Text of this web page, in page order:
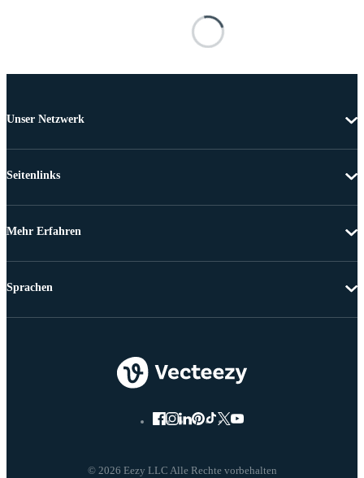
Unser Netzwerk
Seitenlinks
Mehr Erfahren
© 2026 Eezy LLC Alle Rechte vorbehalten
Sprachen